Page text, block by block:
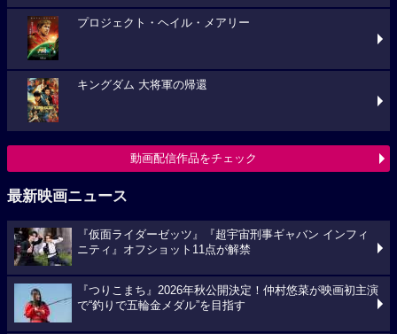
プロジェクト・ヘイル・メアリー
キングダム 大将軍の帰還
動画配信作品をチェック
最新映画ニュース
『仮面ライダーゼッツ』『超宇宙刑事ギャバン インフィ
ニティ』オフショット11点が解禁
『つりこまち』2026年秋公開決定！仲村悠菜が映画初主演
で“釣りで五輪金メダル”を目指す